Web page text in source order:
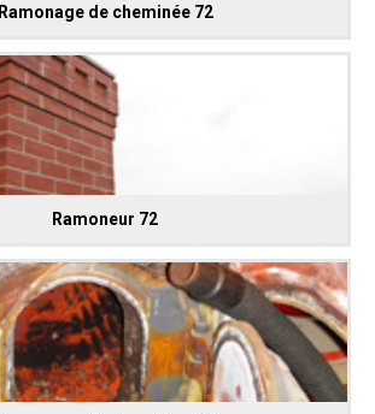
Ramonage de cheminée 72
Ramoneur 72